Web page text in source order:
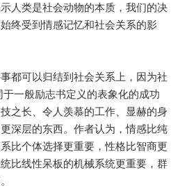
人类是社会动物的本质，我们的决
终受到情感记忆和社会关系的影
都可以归结到社会关系上，因为社
一般励志书定义的表象化的成功
之长、令人羡慕的工作、显赫的身
深层的东西。作者认为，情感比纯
比个体选择更重要，性格比智商更
比线性呆板的机械系统更重要，群